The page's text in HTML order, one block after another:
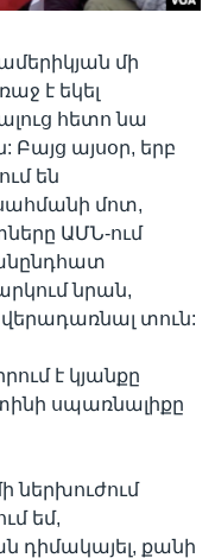
մի
է եկել
հետո նա
Բայց այսօր, երբ
են
մոտ,
ԱՄՆ-ում
նրան,
տուն:
է կյանքը
սպառնալիքը
ներխուժում
եմ,
դիմակայել, քանի